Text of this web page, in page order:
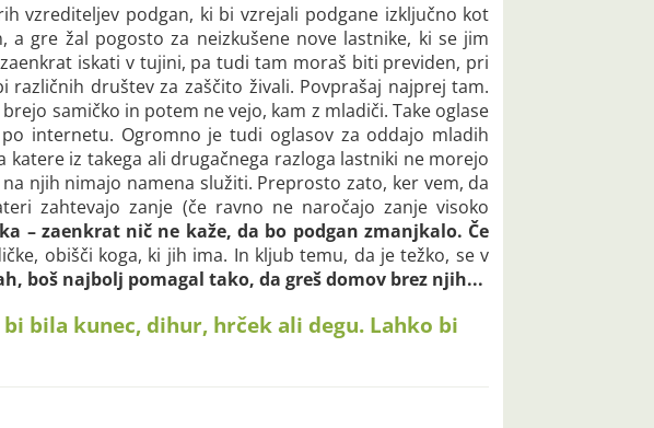
vzrediteljev podgan, ki bi vzrejali podgane izključno kot
gre žal pogosto za neizkušene nove lastnike, ki se jim
iskati v tujini, pa tudi tam moraš biti previden, pri
društev za zaščito živali. Povprašaj najprej tam.
samičko in potem ne vejo, kam z mladiči. Take oglase
internetu. Ogromno je tudi oglasov za oddajo mladih
iz takega ali drugačnega razloga lastniki ne morejo
njih nimajo namena služiti. Preprosto zato, ker vem, da
zahtevajo zanje (če ravno ne naročajo zanje visoko
– zaenkrat nič ne kaže, da bo podgan zmanjkalo. Če
obišči koga, ki jih ima. In kljub temu, da je težko, se v
boš najbolj pomagal tako, da greš domov brez njih...
bila kunec, dihur, hrček ali degu. Lahko bi